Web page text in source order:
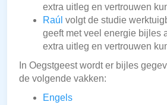
extra uitleg en vertrouwen
Raúl volgt de studie
geeft met veel energie bijles
extra uitleg en vertrouwen
In Oegstgeest wordt er bijles
de volgende vakken:
Engels